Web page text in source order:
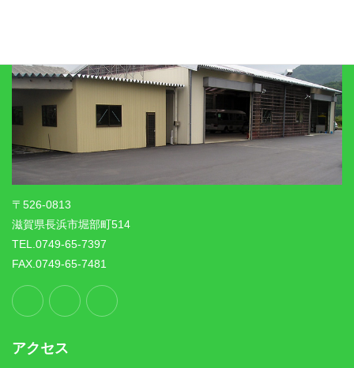
〒526-0813
滋賀県長浜市堀部町514
TEL.0749-65-7397
FAX.0749-65-7481
アクセス